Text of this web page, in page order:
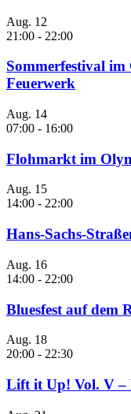
Aug. 12
21:00 - 22:00
Sommerfestival
Feuerwerk
Aug. 14
07:00 - 16:00
Flohmarkt im
Aug. 15
14:00 - 22:00
Hans-Sachs-
Aug. 16
14:00 - 22:00
Bluesfest auf dem
Aug. 18
20:00 - 22:30
Lift it Up! Vol. V –